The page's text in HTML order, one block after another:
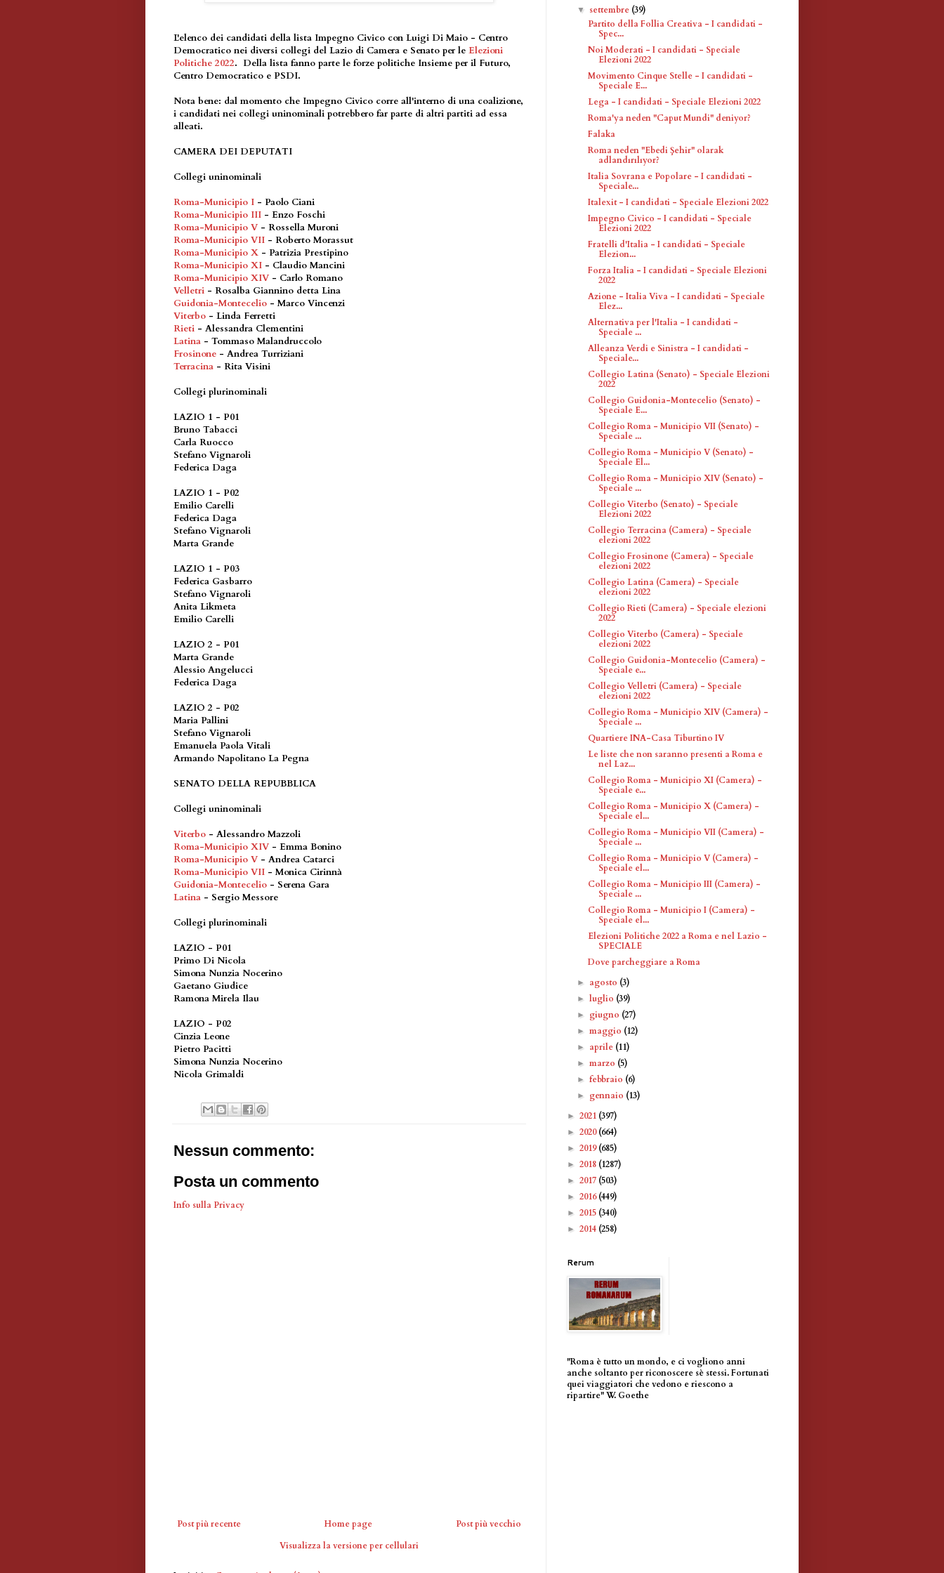
L'elenco dei candidati della lista Impegno Civico con Luigi Di Maio - Centro
Democratico nei diversi collegi del Lazio di Camera e Senato per le Elezioni
Politiche 2022. Della lista fanno parte le forze politiche Insieme per il Futuro,
Centro Democratico e PSDI.
Nota bene: dal momento che Impegno Civico corre all'interno di una coalizione,
i candidati nei collegi uninominali potrebbero far parte di altri partiti ad essa
alleati.
CAMERA DEI DEPUTATI
Collegi uninominali
Roma-Municipio I - Paolo Ciani
Roma-Municipio III - Enzo Foschi
Roma-Municipio V - Rossella Muroni
Roma-Municipio VII - Roberto Morassut
Roma-Municipio X - Patrizia Prestipino
Roma-Municipio XI - Claudio Mancini
Roma-Municipio XIV - Carlo Romano
Velletri - Rosalba Giannino detta Lina
Guidonia-Montecelio - Marco Vincenzi
Viterbo - Linda Ferretti
Rieti - Alessandra Clementini
Latina - Tommaso Malandruccolo
Frosinone - Andrea Turriziani
Terracina - Rita Visini
Collegi plurinominali
LAZIO 1 - P01
Bruno Tabacci
Carla Ruocco
Stefano Vignaroli
Federica Daga
LAZIO 1 - P02
Emilio Carelli
Federica Daga
Stefano Vignaroli
Marta Grande
LAZIO 1 - P03
Federica Gasbarro
Stefano Vignaroli
Anita Likmeta
Emilio Carelli
LAZIO 2 - P01
Marta Grande
Alessio Angelucci
Federica Daga
LAZIO 2 - P02
Maria Pallini
Stefano Vignaroli
Emanuela Paola Vitali
Armando Napolitano La Pegna
SENATO DELLA REPUBBLICA
Collegi uninominali
Viterbo - Alessandro Mazzoli
Roma-Municipio XIV - Emma Bonino
Roma-Municipio V - Andrea Catarci
Roma-Municipio VII - Monica Cirinnà
Guidonia-Montecelio - Serena Gara
Latina - Sergio Messore
Collegi plurinominali
LAZIO - P01
Primo Di Nicola
Simona Nunzia Nocerino
Gaetano Giudice
Ramona Mirela Ilau
LAZIO - P02
Cinzia Leone
Pietro Pacitti
Simona Nunzia Nocerino
Nicola Grimaldi
Nessun commento:
Posta un commento
Info sulla Privacy
Post più recente Post più vecchio
Home page
Visualizza la versione per cellulari
▼ settembre (39)
Partito della Follia Creativa - I candidati -
Spec...
Noi Moderati - I candidati - Speciale
Elezioni 2022
Movimento Cinque Stelle - I candidati -
Speciale E...
Lega - I candidati - Speciale Elezioni 2022
Roma'ya neden "Caput Mundi" deniyor?
Falaka
Roma neden "Ebedi Şehir" olarak
adlandırılıyor?
Italia Sovrana e Popolare - I candidati -
Speciale...
Italexit - I candidati - Speciale Elezioni 2022
Impegno Civico - I candidati - Speciale
Elezioni 2022
Fratelli d'Italia - I candidati - Speciale
Elezion...
Forza Italia - I candidati - Speciale Elezioni
2022
Azione - Italia Viva - I candidati - Speciale
Elez...
Alternativa per l'Italia - I candidati -
Speciale ...
Alleanza Verdi e Sinistra - I candidati -
Speciale...
Collegio Latina (Senato) - Speciale Elezioni
2022
Collegio Guidonia-Montecelio (Senato) -
Speciale E...
Collegio Roma - Municipio VII (Senato) -
Speciale ...
Collegio Roma - Municipio V (Senato) -
Speciale El...
Collegio Roma - Municipio XIV (Senato) -
Speciale ...
Collegio Viterbo (Senato) - Speciale
Elezioni 2022
Collegio Terracina (Camera) - Speciale
elezioni 2022
Collegio Frosinone (Camera) - Speciale
elezioni 2022
Collegio Latina (Camera) - Speciale
elezioni 2022
Collegio Rieti (Camera) - Speciale elezioni
2022
Collegio Viterbo (Camera) - Speciale
elezioni 2022
Collegio Guidonia-Montecelio (Camera) -
Speciale e...
Collegio Velletri (Camera) - Speciale
elezioni 2022
Collegio Roma - Municipio XIV (Camera) -
Speciale ...
Quartiere INA-Casa Tiburtino IV
Le liste che non saranno presenti a Roma e
nel Laz...
Collegio Roma - Municipio XI (Camera) -
Speciale e...
Collegio Roma - Municipio X (Camera) -
Speciale el...
Collegio Roma - Municipio VII (Camera) -
Speciale ...
Collegio Roma - Municipio V (Camera) -
Speciale el...
Collegio Roma - Municipio III (Camera) -
Speciale ...
Collegio Roma - Municipio I (Camera) -
Speciale el...
Elezioni Politiche 2022 a Roma e nel Lazio -
SPECIALE
Dove parcheggiare a Roma
► agosto (3)
►luglio (39)
► giugno (27)
►maggio (12)
► aprile (11)
►marzo (5)
►febbraio (6)
► gennaio (13)
► 2021 (397)
► 2020(664)
► 2019(685)
► 2018 (1287)
► 2017 (503)
► 2016(449)
► 2015 (340)
► 2014 (258)
Rerum
"Roma è tutto un mondo, e ci vogliono anni
anche soltanto per riconoscere sè stessi. Fortunati
quei viaggiatori che vedono e riescono a
ripartire" W. Goethe